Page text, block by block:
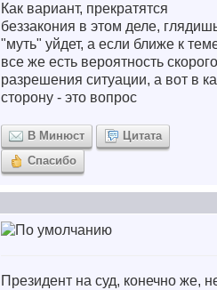
Как вариант, прекратятся
беззакония в этом деле,
"муть" уйдет, а если ближе к
все же есть вероятность скорого
разрешения ситуации, а вот в
сторону - это вопрос
В Минюст
Цитата
Спасибо
Президент на суд, конечно же,